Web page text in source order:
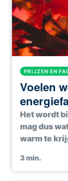
PRIJZEN EN
Voelen
Het wordt
mag dus
warm te
3min.